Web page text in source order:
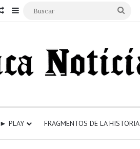
Articulo aleatorio
Sidebar
► PLAY FRAGMENTOS DE LA HISTORIA